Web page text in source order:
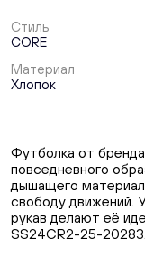
Стиль
CORE
Материал
Хлопок
Футболка от
повседневного
дышащего
свободу движений.
рукав делают её
SS24CR2-25-20283.